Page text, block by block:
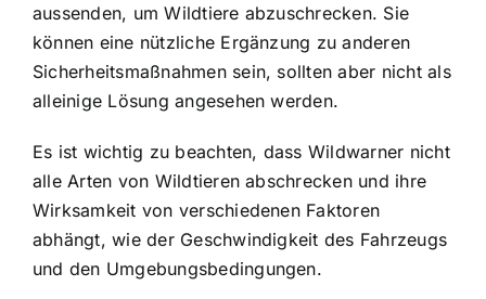
aussenden, um Wildtiere abzuschrecken. Sie
können eine nützliche Ergänzung zu anderen
Sicherheitsmaßnahmen sein, sollten aber nicht als
alleinige Lösung angesehen werden.
Es ist wichtig zu beachten, dass Wildwarner nicht
alle Arten von Wildtieren abschrecken und ihre
Wirksamkeit von verschiedenen Faktoren
abhängt, wie der Geschwindigkeit des Fahrzeugs
und den Umgebungsbedingungen.